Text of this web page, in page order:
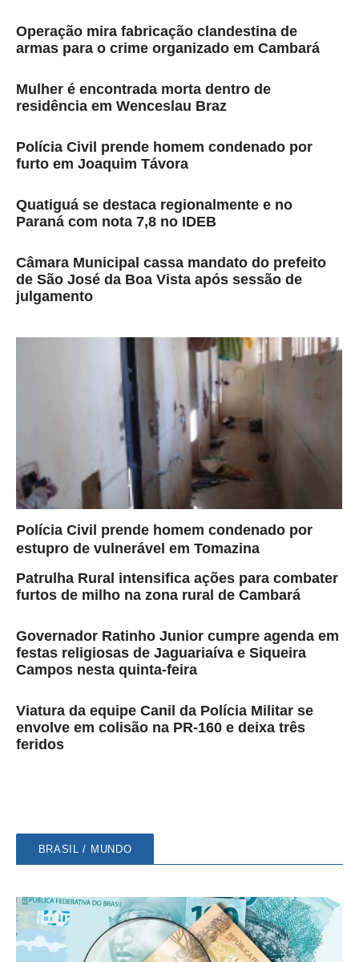
Operação mira fabricação clandestina de
armas para o crime organizado em Cambará
Mulher é encontrada morta dentro de
residência em Wenceslau Braz
Polícia Civil prende homem condenado por
furto em Joaquim Távora
Quatiguá se destaca regionalmente e no
Paraná com nota 7,8 no IDEB
Câmara Municipal cassa mandato do prefeito
de São José da Boa Vista após sessão de
julgamento
Polícia Civil prende homem condenado por
estupro de vulnerável em Tomazina
Patrulha Rural intensifica ações para combater
furtos de milho na zona rural de Cambará
Governador Ratinho Junior cumpre agenda em
festas religiosas de Jaguariaíva e Siqueira
Campos nesta quinta-feira
Viatura da equipe Canil da Polícia Militar se
envolve em colisão na PR-160 e deixa três
feridos
BRASIL / MUNDO